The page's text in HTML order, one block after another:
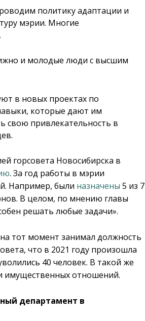
политику адаптации и
мэрии. Многие
и молодые люди с высшим
в новых проектах по
которые дают им
свою привлекательность в
горсовета Новосибирска в
. За год работы в мэрии
Например, были назначены 5 из 7
В целом, по мнению главы
решать любые задачи».
тот момент занимал должность
что в 2021 году произошла
40 человек. В такой же
имущественных отношений.
департамент в